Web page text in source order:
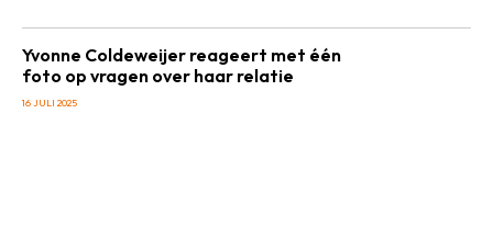
Yvonne Coldeweijer reageert met één
foto op vragen over haar relatie
16 JULI 2025